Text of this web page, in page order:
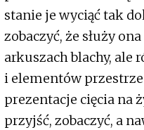
stanie je wyciąć tak
zobaczyć, że służy
arkuszach blachy, ale
i elementów
prezentacje cięcia na
przyjść, zobaczyć, a